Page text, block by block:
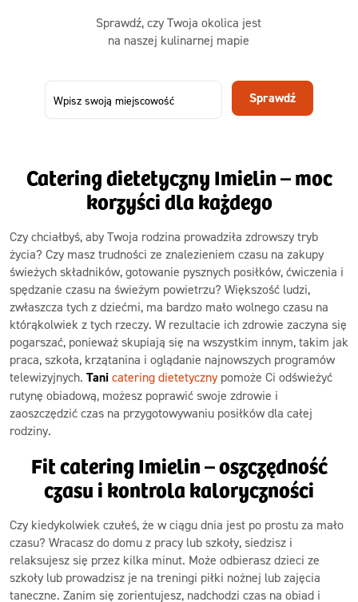
50,31 zł
73,99
-32%
Menu
Sprawdź, czy Twoja okolica jest
na naszej kulinarnej mapie
Sprawdź
Catering dietetyczny Imielin – moc
korzyści dla każdego
Czy chciałbyś, aby Twoja rodzina prowadziła zdrowszy tryb
życia? Czy masz trudności ze znalezieniem czasu na zakupy
świeżych składników, gotowanie pysznych posiłków, ćwiczenia i
spędzanie czasu na świeżym powietrzu? Większość ludzi,
zwłaszcza tych z dziećmi, ma bardzo mało wolnego czasu na
którąkolwiek z tych rzeczy. W rezultacie ich zdrowie zaczyna się
pogarszać, ponieważ skupiają się na wszystkim innym, takim jak
praca, szkoła, krzątanina i oglądanie najnowszych programów
telewizyjnych. Tani catering dietetycznypomoże Ci odświeżyć
rutynę obiadową, możesz poprawić swoje zdrowie i
zaoszczędzić czas na przygotowywaniu posiłków dla całej
rodziny.
Fit catering Imielin – oszczędność
czasu i kontrola kaloryczności
Czy kiedykolwiek czułeś, że w ciągu dnia jest po prostu za mało
czasu? Wracasz do domu z pracy lub szkoły, siedzisz i
relaksujesz się przez kilka minut. Może odbierasz dzieci ze
szkoły lub prowadzisz je na treningi piłki nożnej lub zajęcia
taneczne. Zanim się zorientujesz, nadchodzi czas na obiad i